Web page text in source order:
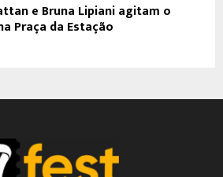
e Bruna Lipiani agitam o
Praça da Estação